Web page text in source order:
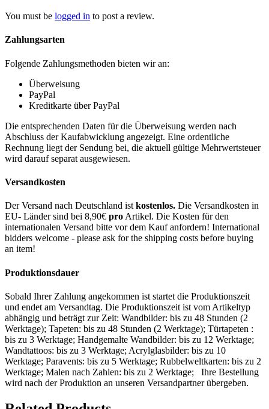
You must be logged in to post a review.
Zahlungsarten
Folgende Zahlungsmethoden bieten wir an:
Überweisung
PayPal
Kreditkarte über PayPal
Die entsprechenden Daten für die Überweisung werden nach
Abschluss der Kaufabwicklung angezeigt. Eine ordentliche
Rechnung liegt der Sendung bei, die aktuell gültige Mehrwertsteuer
wird darauf separat ausgewiesen.
Versandkosten
Der Versand nach Deutschland ist kostenlos. Die Versandkosten in
EU- Länder sind bei 8,90€ pro Artikel. Die Kosten für den
internationalen Versand bitte vor dem Kauf anfordern! International
bidders welcome - please ask for the shipping costs before buying
an item!
Produktionsdauer
Sobald Ihrer Zahlung angekommen ist startet die Produktionszeit
und endet am Versandtag. Die Produktionszeit ist vom Artikeltyp
abhängig und beträgt zur Zeit: Wandbilder: bis zu 48 Stunden (2
Werktage); Tapeten: bis zu 48 Stunden (2 Werktage); Türtapeten :
bis zu 3 Werktage; Handgemalte Wandbilder: bis zu 12 Werktage;
Wandtattoos: bis zu 3 Werktage; Acrylglasbilder: bis zu 10
Werktage; Paravents: bis zu 5 Werktage; Rubbelweltkarten: bis zu 2
Werktage; Malen nach Zahlen: bis zu 2 Werktage; Ihre Bestellung
wird nach der Produktion an unseren Versandpartner übergeben.